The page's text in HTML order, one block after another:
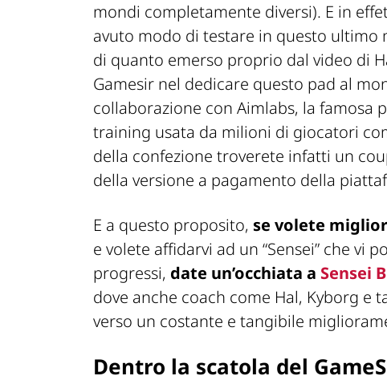
mondi completamente diversi). E in
avuto modo di testare in questo ultimo
di quanto emerso proprio dal video di
Gamesir nel dedicare questo pad al
collaborazione con Aimlabs, la famosa
training usata da milioni di giocatori
della confezione troverete infatti un
della versione a pagamento della
E a questo proposito, se volete
e volete affidarvi ad un “Sensei” che vi
progressi, date un’occhiata a Sensei
dove anche coach come Hal, Kyborg e
verso un costante e tangibile
Dentro la scatola del